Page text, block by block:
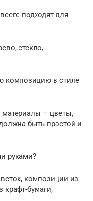
подходят для
стекло,
композицию в стиле
материалы – цветы,
быть простой и
руками?
композиции из
крафт-бумаги,